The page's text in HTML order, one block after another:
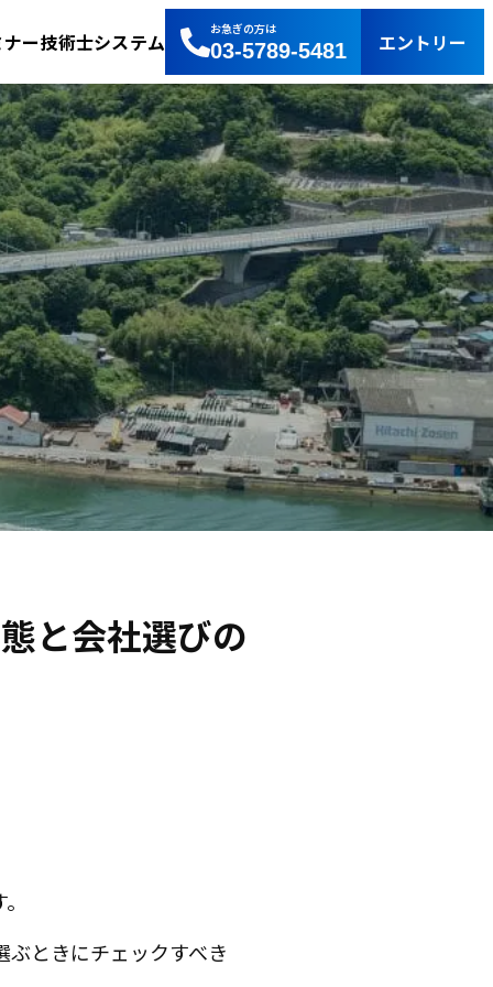
ー技術士システム
お急ぎの方は
03-5789-5481 エントリー
と会社選びの
ときにチェックすべき